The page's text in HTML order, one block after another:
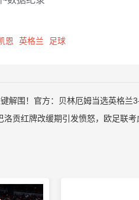
恩 英格兰 足球
解围！官方：贝林厄姆当选英格兰
洛贡红牌改缓期引发愤怒，欧足联